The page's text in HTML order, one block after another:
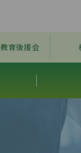
教育後援会